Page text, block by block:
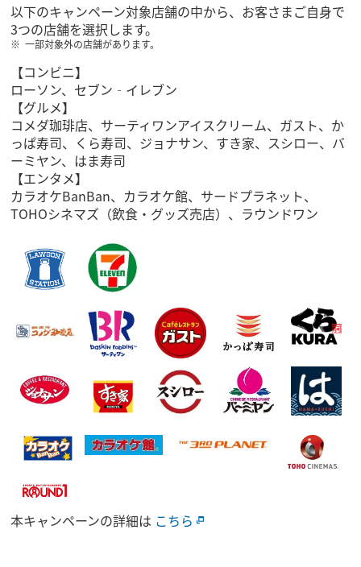
以下のキャンペーン対象店舗の中から、お客さまご自身で
3つの店舗を選択します。
一部対象外の店舗があります。
【コンビニ】
ローソン、セブン‐イレブン
【グルメ】
コメダ珈琲店、サーティワンアイスクリーム、ガスト、か
っぱ寿司、くら寿司、ジョナサン、すき家、スシロー、バ
ーミヤン、はま寿司
【エンタメ】
カラオケBanBan、カラオケ館、サードプラネット、
TOHOシネマズ（飲食・グッズ売店）、ラウンドワン
本キャンペーンの詳細は こちら